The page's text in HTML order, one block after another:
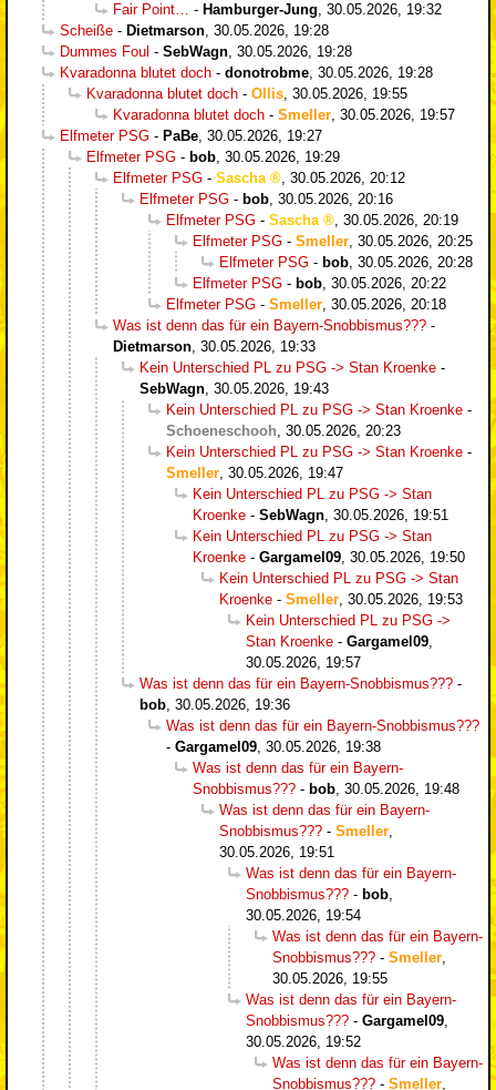
Fair Point… - Hamburger-Jung 30.05.2026, 19:32
Scheiße - Dietmarson 30.05.2026, 19:28
Dummes Foul - SebWagn 30.05.2026, 19:28
Kvaradonna blutet doch - donotrobme 30.05.2026, 19:28
Kvaradonna blutet doch - Ollis 30.05.2026, 19:55
Kvaradonna blutet doch - Smeller 30.05.2026, 19:57
Elfmeter PSG - PaBe 30.05.2026, 19:27
Elfmeter PSG - bob 30.05.2026, 19:29
Elfmeter PSG - Sascha
30.05.2026, 20:12
Elfmeter PSG - bob 30.05.2026, 20:16
Elfmeter PSG - Sascha
30.05.2026, 20:19
Elfmeter PSG - Smeller 30.05.2026, 20:25
Elfmeter PSG - bob 30.05.2026, 20:28
Elfmeter PSG - bob 30.05.2026, 20:22
Elfmeter PSG - Smeller 30.05.2026, 20:18
Was ist denn das für ein Bayern-Snobbismus??? -
Dietmarson 30.05.2026, 19:33
Kein Unterschied PL zu PSG -> Stan Kroenke -
SebWagn 30.05.2026, 19:43
Kein Unterschied PL zu PSG -> Stan Kroenke -
Schoeneschooh 30.05.2026, 20:23
Kein Unterschied PL zu PSG -> Stan Kroenke -
Smeller 30.05.2026, 19:47
Kein Unterschied PL zu PSG -> Stan
Kroenke - SebWagn 30.05.2026, 19:51
Kein Unterschied PL zu PSG -> Stan
Kroenke - Gargamel09 30.05.2026, 19:50
Kein Unterschied PL zu PSG -> Stan
Kroenke - Smeller 30.05.2026, 19:53
Kein Unterschied PL zu PSG ->
Stan Kroenke - Gargamel09
30.05.2026, 19:57
Was ist denn das für ein Bayern-Snobbismus??? -
bob 30.05.2026, 19:36
Was ist denn das für ein Bayern-Snobbismus???
- Gargamel09 30.05.2026, 19:38
Was ist denn das für ein Bayern-
Snobbismus??? - bob 30.05.2026, 19:48
Was ist denn das für ein Bayern-
Snobbismus??? - Smeller
30.05.2026, 19:51
Was ist denn das für ein Bayern-
Snobbismus??? - bob
30.05.2026, 19:54
Was ist denn das für ein Bayern-
Snobbismus??? - Smeller
30.05.2026, 19:55
Was ist denn das für ein Bayern-
Snobbismus??? - Gargamel09
30.05.2026, 19:52
Was ist denn das für ein Bayern-
Snobbismus??? - Smeller